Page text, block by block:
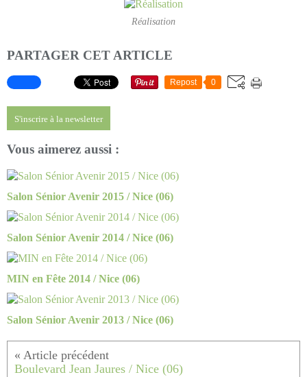
Réalisation
PARTAGER CET ARTICLE
Repost 0
S'inscrire à la newsletter
Vous aimerez aussi :
Salon Sénior Avenir 2015 / Nice (06)
Salon Sénior Avenir 2014 / Nice (06)
MIN en Fête 2014 / Nice (06)
Salon Sénior Avenir 2013 / Nice (06)
Boulevard Jean Jaures / Nice (06)